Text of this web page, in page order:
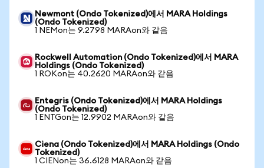
Newmont (Ondo Tokenized)에서 MARA Holdings
(Ondo Tokenized)
1 NEMon는 9.2798 MARAon와 같음
Rockwell Automation (Ondo Tokenized)에서 MARA
Holdings (Ondo Tokenized)
1 ROKon는 40.2620 MARAon와 같음
Entegris (Ondo Tokenized)에서 MARA Holdings
(Ondo Tokenized)
1 ENTGon는 12.9902 MARAon와 같음
Ciena (Ondo Tokenized)에서 MARA Holdings (Ondo
Tokenized)
1 CIENon는 36.6128 MARAon와 같음